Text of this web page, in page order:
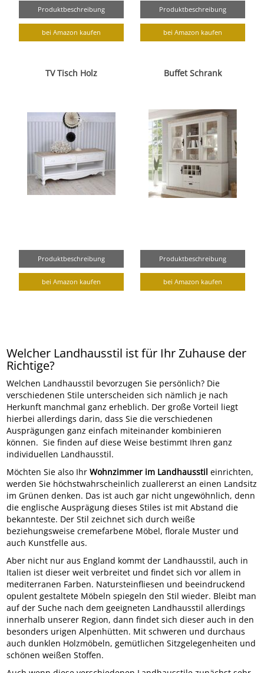
Produktbeschreibung
bei Amazon kaufen
Produktbeschreibung
bei Amazon kaufen
TV Tisch Holz
Produktbeschreibung
bei Amazon kaufen
Buffet Schrank
Produktbeschreibung
bei Amazon kaufen
Welcher Landhausstil ist für Ihr Zuhause der
Richtige?
Welchen Landhausstil bevorzugen Sie persönlich? Die
verschiedenen Stile unterscheiden sich nämlich je nach
Herkunft manchmal ganz erheblich. Der große Vorteil liegt
hierbei allerdings darin, dass Sie die verschiedenen
Ausprägungen ganz einfach miteinander kombinieren
können. Sie finden auf diese Weise bestimmt Ihren ganz
individuellen Landhausstil.
Möchten Sie also Ihr Wohnzimmer im Landhausstil einrichten,
werden Sie höchstwahrscheinlich zuallererst an einen Landsitz
im Grünen denken. Das ist auch gar nicht ungewöhnlich, denn
die englische Ausprägung dieses Stiles ist mit Abstand die
bekannteste. Der Stil zeichnet sich durch weiße
beziehungsweise cremefarbene Möbel, florale Muster und
auch Kunstfelle aus.
Aber nicht nur aus England kommt der Landhausstil, auch in
Italien ist dieser weit verbreitet und findet sich vor allem in
mediterranen Farben. Natursteinfliesen und beeindruckend
opulent gestaltete Möbeln spiegeln den Stil wieder. Bleibt man
auf der Suche nach dem geeigneten Landhausstil allerdings
innerhalb unserer Region, dann findet sich dieser auch in den
besonders urigen Alpenhütten. Mit schweren und durchaus
auch dunklen Holzmöbeln, gemütlichen Sitzgelegenheiten und
schönen weißen Stoffen.